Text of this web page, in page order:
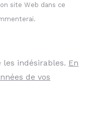
site Web dans ce
indésirables. En
de vos